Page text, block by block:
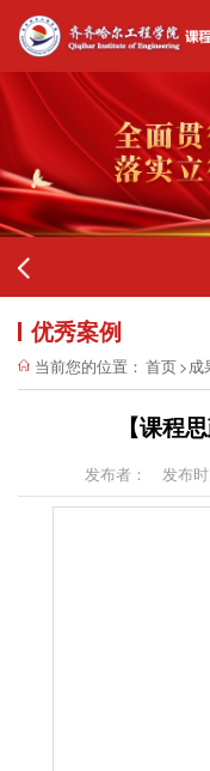
优秀案例
当前您的位置： 首页>成
【课程
发布者： 发布